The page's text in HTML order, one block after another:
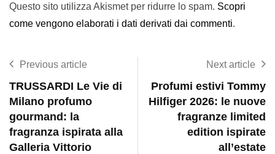
Questo sito utilizza Akismet per ridurre lo spam. Scopri
come vengono elaborati i dati derivati dai commenti.
Previous article
TRUSSARDI Le Vie di
Milano profumo
gourmand: la
fragranza ispirata alla
Galleria Vittorio
Next article
Profumi estivi Tommy
Hilfiger 2026: le nuove
fragranze limited
edition ispirate
all’estate